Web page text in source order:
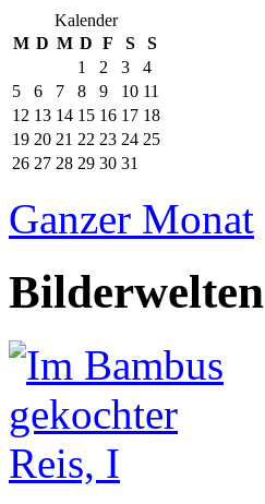
Kalender
M D M D F S
S
1
2 3
4
5
6 7 8 9 10 11
12 13 14 15 16 17 18
19 20 21 22 23 24 25
26 27 28 29 30 31
Ganzer Monat
Bilderwelten